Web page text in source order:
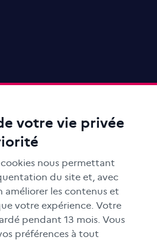
votre vie privée
nous permettant
du site et, avec
améliorer les contenus et
votre expérience. Votre
pendant 13 mois. Vous
préférences à tout